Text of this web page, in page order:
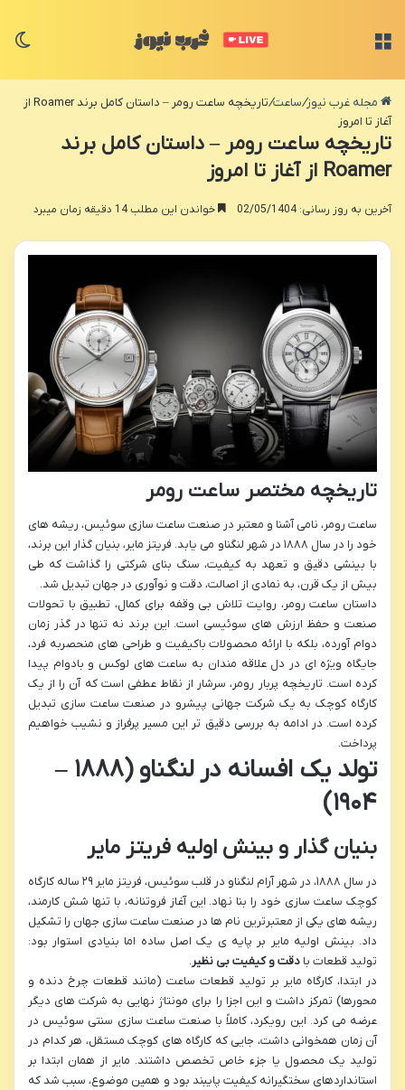
مجله غرب نیوز/ساعت/
تاریخچه ساعت رومر – داستان کامل برند Roamer از
آغاز تا امروز
تاریخچه ساعت رومر – داستان کامل برند
Roamer از آغاز تا امروز
آخرین به روز رسانی: 02/05/1404 خواندن این مطلب 14 دقیقه زمان میبرد
تاریخچه مختصر ساعت رومر
ساعت رومر، نامی آشنا و معتبر در صنعت ساعت سازی سوئیس، ریشه های
خود را در سال ۱۸۸۸ در شهر لنگناو می یابد. فریتز مایر، بنیان گذار این برند،
با بینشی دقیق و تعهد به کیفیت، سنگ بنای شرکتی را گذاشت که طی
بیش از یک قرن، به نمادی از اصالت، دقت و نوآوری در جهان تبدیل شد.
داستان ساعت رومر، روایت تلاش بی وقفه برای کمال، تطبیق با تحولات
صنعت و حفظ ارزش های سوئیسی است. این برند نه تنها در گذر زمان
دوام آورده، بلکه با ارائه محصولات باکیفیت و طراحی های منحصربه فرد،
جایگاه ویژه ای در دل علاقه مندان به ساعت های لوکس و بادوام پیدا
کرده است. تاریخچه پربار رومر، سرشار از نقاط عطفی است که آن را از یک
کارگاه کوچک به یک شرکت جهانی پیشرو در صنعت ساعت سازی تبدیل
کرده است. در ادامه به بررسی دقیق تر این مسیر پرفراز و نشیب خواهیم
پرداخت.
تولد یک افسانه در لنگناو (۱۸۸۸ –
۱۹۰۴)
بنیان گذار و بینش اولیه فریتز مایر
در سال ۱۸۸۸، در شهر آرام لنگناو در قلب سوئیس، فریتز مایر ۲۹ ساله کارگاه
کوچک ساعت سازی خود را بنا نهاد. این آغاز فروتنانه، با تنها شش کارمند،
ریشه های یکی از معتبرترین نام ها در صنعت ساعت سازی جهان را تشکیل
داد. بینش اولیه مایر بر پایه ی یک اصل ساده اما بنیادی استوار بود:
تولید قطعات با دقت و کیفیت بی نظیر.
در ابتدا، کارگاه مایر بر تولید قطعات ساعت (مانند قطعات چرخ دنده و
محورها) تمرکز داشت و این اجزا را برای مونتاژ نهایی به شرکت های دیگر
عرضه می کرد. این رویکرد، کاملاً با صنعت ساعت سازی سنتی سوئیس در
آن زمان همخوانی داشت، جایی که کارگاه های کوچک مستقل، هر کدام در
تولید یک محصول یا جزء خاص تخصص داشتند. مایر از همان ابتدا بر
استانداردهای سختگیرانه کیفیت پایبند بود و همین موضوع، سبب شد که